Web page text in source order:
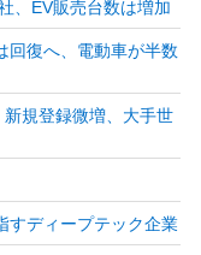
、EV販売台数は増加
回復へ、電動車が半数
規登録微増、大手世
すディープテック企業